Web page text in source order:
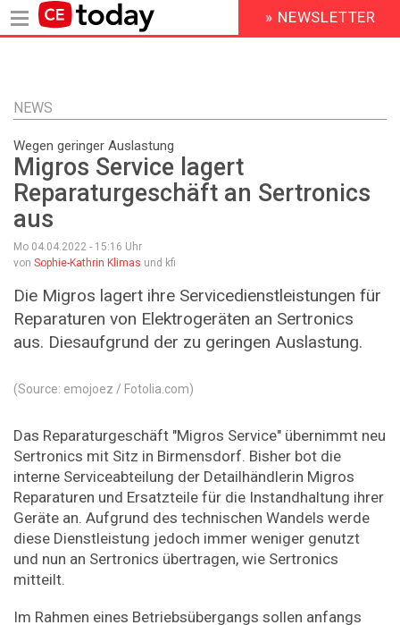
Inhalt
HEADER
MENU
» NEWSLETTER
NEWS
Wegen geringer Auslastung
Migros Service lagert
Reparaturgeschäft an Sertronics
aus
Mo 04.04.2022 - 15:16 Uhr
von Sophie-Kathrin Klimas und kfi
Die Migros lagert ihre Servicedienstleistungen für
Reparaturen von Elektrogeräten an Sertronics
aus. Diesaufgrund der zu geringen Auslastung.
(Source: emojoez / Fotolia.com)
Das Reparaturgeschäft "Migros Service" übernimmt neu
Sertronics mit Sitz in Birmensdorf. Bisher bot die
interne Serviceabteilung der Detailhändlerin Migros
Reparaturen und Ersatzteile für die Instandhaltung ihrer
Geräte an. Aufgrund des technischen Wandels werde
diese Dienstleistung jedoch immer weniger genutzt
und nun an Sertronics übertragen, wie Sertronics
mitteilt.
Im Rahmen eines Betriebsübergangs sollen anfangs